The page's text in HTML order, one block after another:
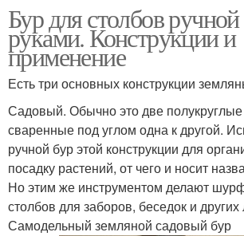
Бур для столбов
руками. Конструкции и
применение
Есть три основных конструкции
Садовый. Обычно это две полукруглые
сваренные под углом одна к другой.
ручной бур этой конструкции для
посадку растений, от чего и носит
Но этим же инструментом делают
столбов для заборов, беседок и других
Самодельный земляной садовый бур